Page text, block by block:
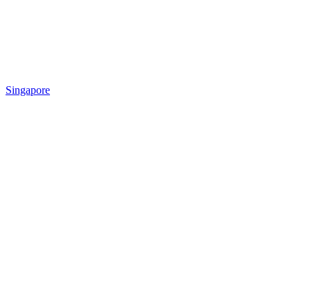
Singapore